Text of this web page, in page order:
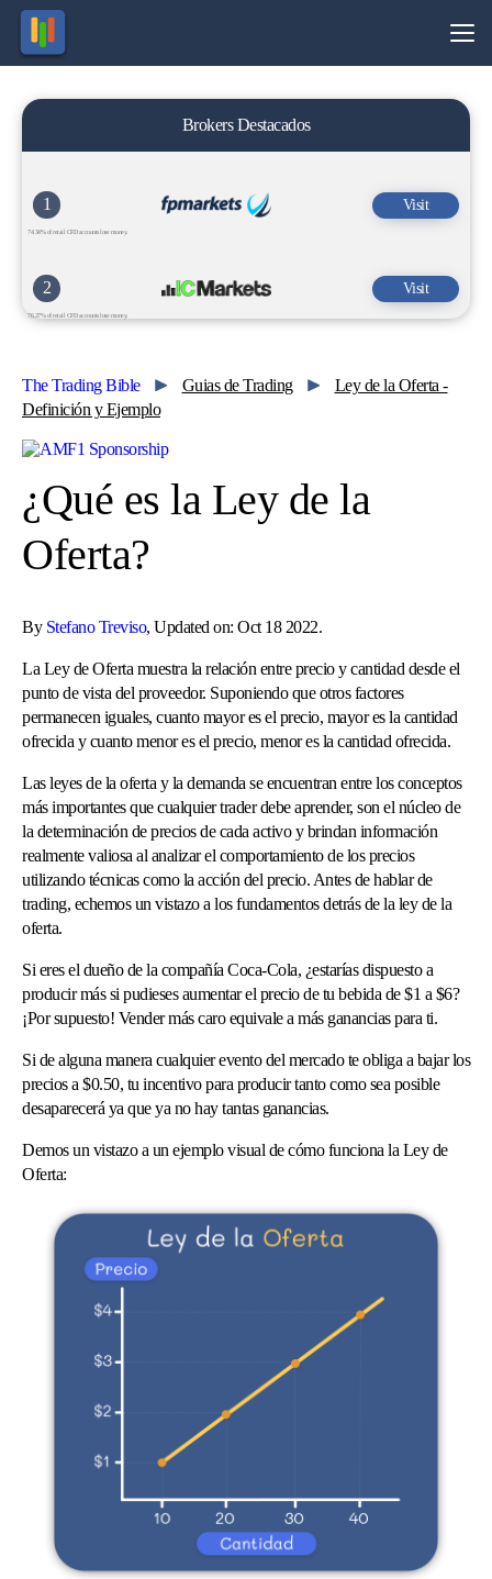
Brokers Destacados
1 Visit
74.34% of retail CFD accounts lose money.
2 Visit
76.27% of retail CFD accounts lose money.
The Trading Bible Guias de Trading
Ley de la Oferta -
Definición y Ejemplo
¿Qué es la Ley de la
Oferta?
By Stefano Treviso, Updated on: Oct 18 2022.
La Ley de Oferta muestra la relación entre precio y cantidad desde el
punto de vista del proveedor. Suponiendo que otros factores
permanecen iguales, cuanto mayor es el precio, mayor es la cantidad
ofrecida y cuanto menor es el precio, menor es la cantidad ofrecida.
Las leyes de la oferta y la demanda se encuentran entre los conceptos
más importantes que cualquier trader debe aprender, son el núcleo de
la determinación de precios de cada activo y brindan información
realmente valiosa al analizar el comportamiento de los precios
utilizando técnicas como la acción del precio. Antes de hablar de
trading, echemos un vistazo a los fundamentos detrás de la ley de la
oferta.
Si eres el dueño de la compañía Coca-Cola, ¿estarías dispuesto a
producir más si pudieses aumentar el precio de tu bebida de $1 a $6?
¡Por supuesto! Vender más caro equivale a más ganancias para ti.
Si de alguna manera cualquier evento del mercado te obliga a bajar los
precios a $0.50, tu incentivo para producir tanto como sea posible
desaparecerá ya que ya no hay tantas ganancias.
Demos un vistazo a un ejemplo visual de cómo funciona la Ley de
Oferta: